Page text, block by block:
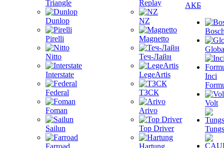
Triangle
Dunlop
Pirelli
Nitto
Interstate
Federal
Foman
Sailun
Farroad
Replay
NZ
Magnetto
Теч-Лайн
LegeArtis
ТЗСК
Arivo
Top Driver
Hartung
АКБ
Inci
Volt